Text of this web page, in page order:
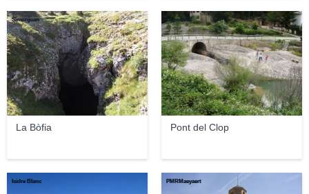
La Bòfia
Simonjoan
Pont del Clop
Capolatell
Isidre Blanc PMRMaeyaert